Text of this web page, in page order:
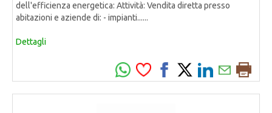
dell'efficienza energetica: Attività: Vendita diretta presso
abitazioni e aziende di: - impianti......
Dettagli